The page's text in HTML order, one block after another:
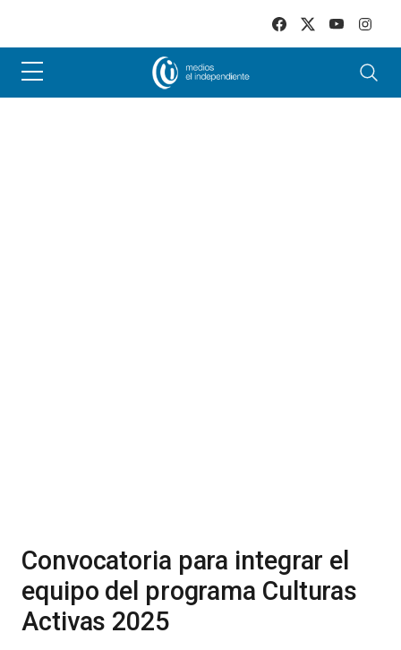
Convocatoria para integrar el
equipo del programa Culturas
Activas 2025